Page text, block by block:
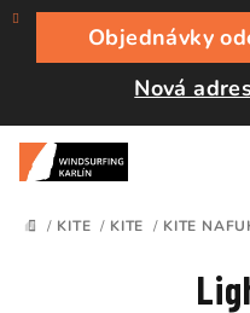
Přejít
obsah
Objednávky
Nová
DOMŮ
/ KITE / KITE / KITE